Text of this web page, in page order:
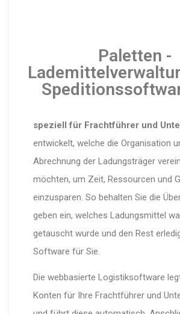
Paletten -
speziell für Frachtführer und
entwickelt, welche die Organisation
Abrechnung der Ladungsträger
möchten, um Zeit, Ressourcen und
einzusparen. So behalten Sie die
geben ein, welches Ladungsmittel
getauscht wurde und den Rest
Software für Sie.
Die webbasierte Logistiksoftware
Konten für Ihre Frachtführer und